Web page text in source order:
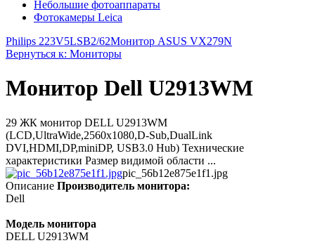
Небольшие фотоаппараты
Фотокамеры Leica
Philips 223V5LSB2/62Монитор ASUS VX279N
Вернуться к: Мониторы
Монитор Dell U2913WM
29 ЖК монитор DELL U2913WM
(LCD,UltraWide,2560x1080,D-Sub,DualLink
DVI,HDMI,DP,miniDP, USB3.0 Hub) Технические
характеристики Размер видимой области ...
pic_56b12e875e1f1.jpg
Описание Производитель монитора:
Dell
Модель монитора
DELL U2913WM